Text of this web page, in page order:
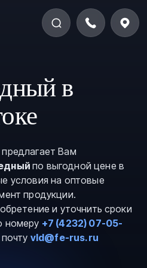
в
Вам
по выгодной цене в
условия на оптовые
продукции.
и уточнить сроки
номеру +7 (4232) 07-05-
vld@fe-rus.ru